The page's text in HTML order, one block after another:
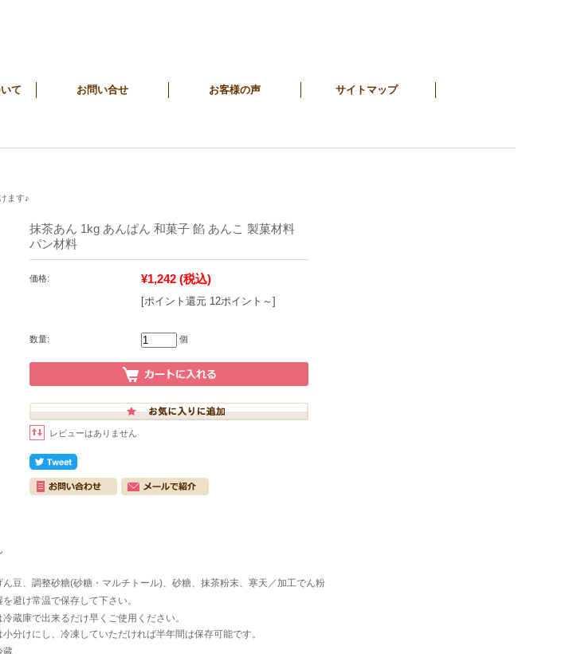
て お問い合せ お客様の声 サイトマップ
ます♪
抹茶あん 1kg あんぱん 和菓子 餡 あんこ 製菓材料
パン材料
価格: ¥1,242 (税込)
[ポイント還元 12ポイント～]
数量: 個
レビューはありません
ん豆、調整砂糖(砂糖・マルチトール)、砂糖、抹茶粉末、寒天／加工でん粉
避け常温で保存して下さい。
冷蔵庫で出来るだけ早くご使用ください。
小分けにし、冷凍していただければ半年間は保存可能です。
蔵